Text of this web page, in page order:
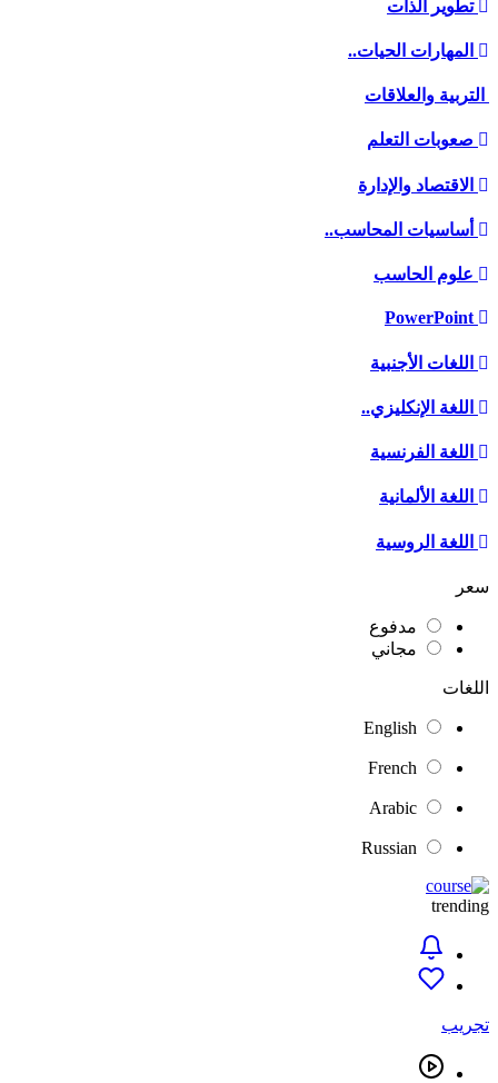
تطوير الذات
المهارات الحيات..
التربية والعلاقات
صعوبات التعلم
الاقتصاد والإدارة
أساسيات المحاسب..
علوم الحاسب
PowerPoint
اللغات الأجنبية
اللغة الإنكليزي..
اللغة الفرنسية
اللغة الألمانية
اللغة الروسية
سعر
مدفوع
مجاني
اللغات
English
French
Arabic
Russian
trending
تجريب